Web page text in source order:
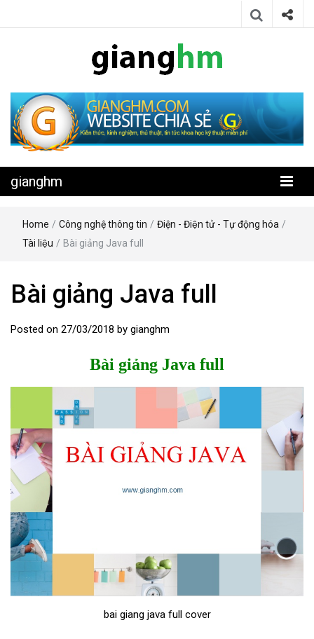
gianghm
kỹ thuật miễn phí
gianghm
Home / Công nghệ thông tin / Điện - Điện tử - Tự động hóa /
Tài liệu / Bài giảng Java full
Bài giảng Java full
Posted on 27/03/2018 by gianghm
Bài giảng Java full
bai giang java full cover